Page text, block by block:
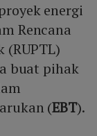
energi
Rencana
(RUPTL)
buat pihak
(EBT).